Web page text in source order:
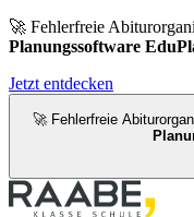
🚀 Fehlerfreie
Planungssoftware
Jetzt entdecken
🚀 Fehlerfreie